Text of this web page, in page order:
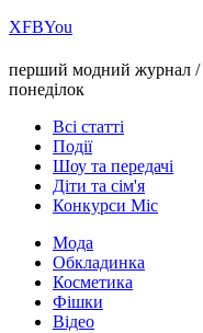
ХFBYou
перший модний журнал /
понеділок
Всі статті
Події
Шоу та передачі
Діти та сім'я
Конкурси Міс
Мода
Обкладинка
Косметика
Фішки
Відео